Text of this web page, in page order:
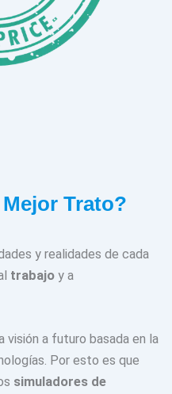
Trato?
y realidades de cada
trabajo y a
visión a futuro basada en la
Por esto es que
simuladores de